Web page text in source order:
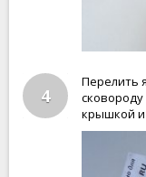
4
Перелить
крышкой и